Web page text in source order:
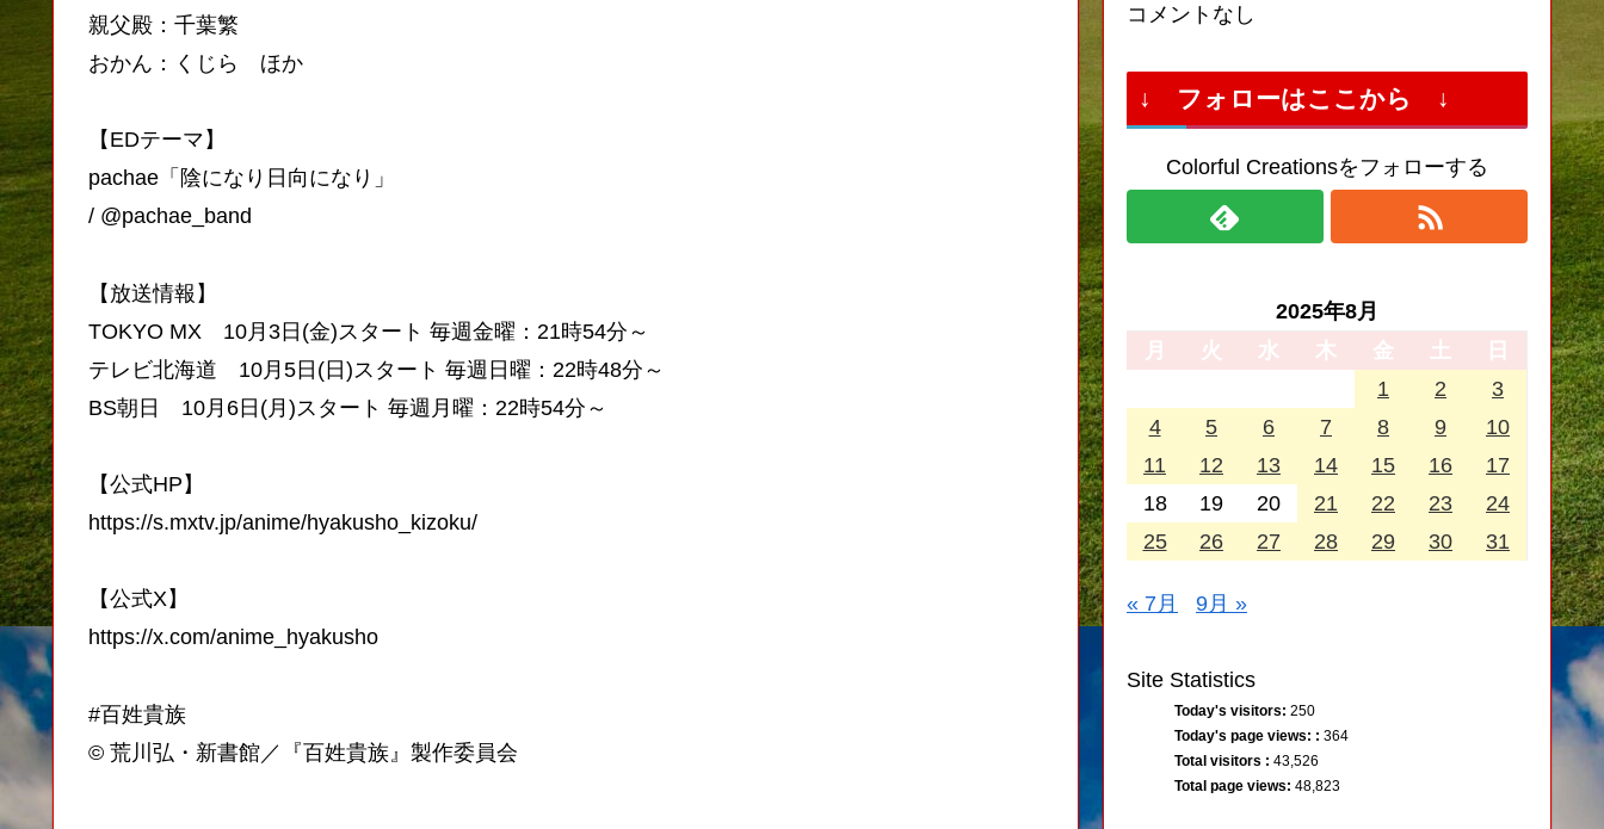
親父殿：千葉繁
おかん：くじら ほか
【EDテーマ】
pachae「陰になり日向になり」
/ @pachae_band
【放送情報】
TOKYO MX 10月3日(金)スタート 毎週金曜：21時54分～
テレビ北海道 10月5日(日)スタート 毎週日曜：22時48分～
BS朝日 10月6日(月)スタート 毎週月曜：22時54分～
【公式HP】
https://s.mxtv.jp/anime/hyakusho_kizoku/
【公式X】
https://x.com/anime_hyakusho
#百姓貴族
© 荒川弘・新書館／『百姓貴族』製作委員会
コメントなし
↓ フォローはここから ↓
Colorful Creationsをフォローする
2025年8月
月
火 水 木 金 土
日
1
2
3
4
5 6 7 8 9
10
11
12 13 14 15 16
17
18
19 20 21 22 23
24
25
26 27 28 29 30 31
« 7月 9月 »
Site Statistics
Today's visitors: 250
Today's page views: : 364
Total visitors : 43,526
Total page views: 48,823